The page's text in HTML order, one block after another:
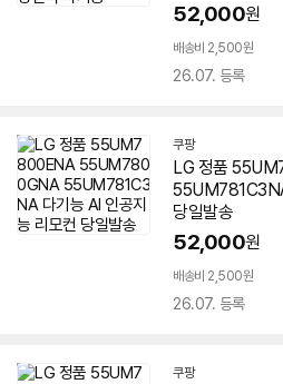
52,000원
배송비 2,500원
26.07. 등록
쿠팡
LG 정품
당일발송
52,000원
배송비 2,500원
26.07. 등록
쿠팡